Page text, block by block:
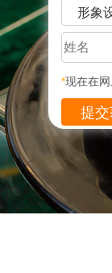
形象
*现在在